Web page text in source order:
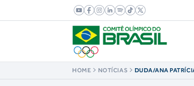
HOME NOTÍCIAS
DUDA/ANA